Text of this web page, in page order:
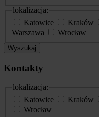
lokalizacja:
Katowice
Kraków
Warszawa
Wrocław
Wyszukaj
Kontakty
lokalizacja:
Katowice
Kraków
Wrocław